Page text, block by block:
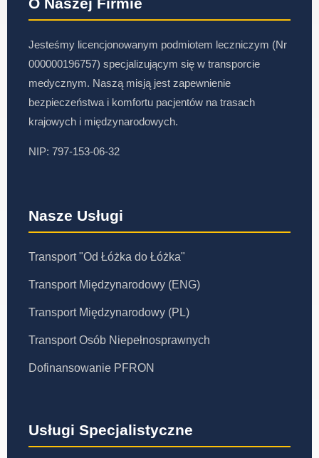
Jesteśmy licencjonowanym podmiotem leczniczym (Nr
000000196757) specjalizującym się w transporcie
medycznym. Naszą misją jest zapewnienie
bezpieczeństwa i komfortu pacjentów na trasach
krajowych i międzynarodowych.
NIP: 797-153-06-32
Nasze Usługi
Transport "Od Łóżka do Łóżka"
Transport Międzynarodowy (ENG)
Transport Międzynarodowy (PL)
Transport Osób Niepełnosprawnych
Dofinansowanie PFRON
Usługi Specjalistyczne